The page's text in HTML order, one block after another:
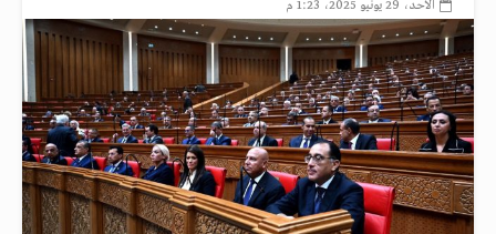
الأحد، 29 يونيو 2025، 1:23 م